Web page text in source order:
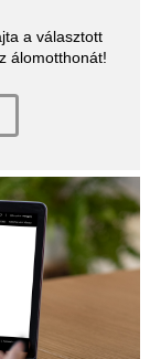
a választott
álomotthonát!